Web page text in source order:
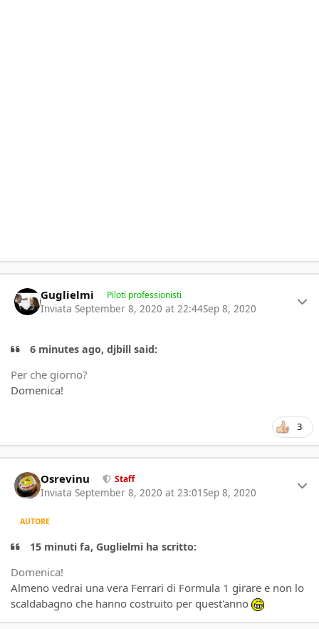
Guglielmi Piloti professionisti
Inviata September 8, 2020 at 22:44Sep 8, 2020
6 minutes ago, djbill said:
Per che giorno?
Domenica!
3
Osrevinu Staff
Inviata September 8, 2020 at 23:01Sep 8, 2020
AUTORE
15 minuti fa, Guglielmi ha scritto:
Domenica!
Almeno vedrai una vera Ferrari di Formula 1 girare e non lo
scaldabagno che hanno costruito per quest'anno